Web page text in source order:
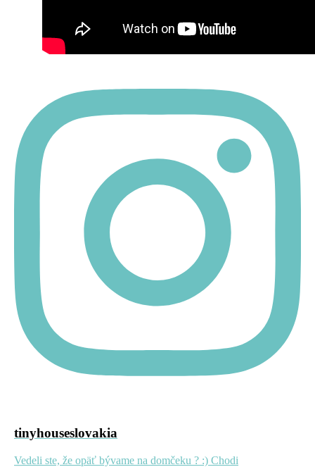
tinyhouseslovakia
Vedeli ste, že opäť bývame na domčeku ? :) Chodi